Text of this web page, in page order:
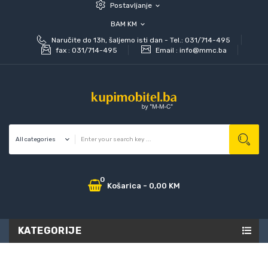
Postavljanje expand_more
BAM KM expand_more
Naručite do 13h, šaljemo isti dan - Tel.: 031/714-495
fax : 031/714-495 Email : info@mmc.ba
Košarica
0
- 0,00 KM
KATEGORIJE